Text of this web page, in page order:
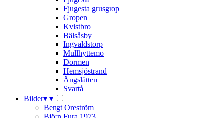
Fjugesta grusgrop
Gropen
Kvistbro
Bälsåsby
Ingvaldstorp
Mullhyttemo
Dormen
Hemsjöstrand
Ängslätten
Svartå
Bilder▾ ▾
Bengt Oreström
Björn Fura 1973